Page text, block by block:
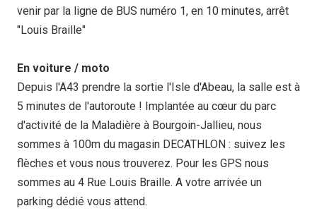
venir par la ligne de BUS numéro 1, en 10 minutes, arrêt
"Louis Braille"
En voiture / moto
Depuis l'A43 prendre la sortie l'Isle d'Abeau, la salle est à
5 minutes de l'autoroute ! Implantée au cœur du parc
d'activité de la Maladière à Bourgoin-Jallieu, nous
sommes à 100m du magasin DECATHLON : suivez les
flèches et vous nous trouverez. Pour les GPS nous
sommes au 4 Rue Louis Braille. A votre arrivée un
parking dédié vous attend.